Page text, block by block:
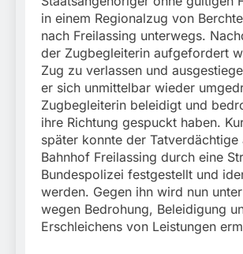
Bahnübergang
/ Bundespolizei
wegen
Eingriffs in den
Bahnverkehr
5. August 2026
in einem Regionalzug von
nach Freilassing unterwegs.
der Zugbegleiterin aufgefordert
Zug zu verlassen und
er sich unmittelbar wieder
Zugbegleiterin beleidigt und
ihre Richtung gespuckt haben.
später konnte der Tatverdächtige
Bahnhof Freilassing durch eine
Bundespolizei festgestellt und
werden. Gegen ihn wird nun
wegen Bedrohung, Beleidigung
Erschleichens von Leistungen